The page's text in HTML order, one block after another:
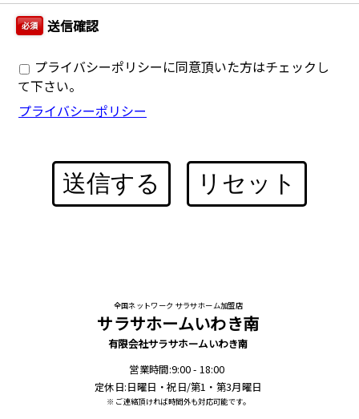
必須 送信確認
プライバシーポリシーに同意頂いた方はチェックし
て下さい。
プライバシーポリシー
送信する リセット
全国ネットワーク サラサホーム加盟店
サラサホームいわき南
有限会社サラサホームいわき南
営業時間:9:00 - 18:00
定休日:日曜日・祝日/第1・第3月曜日
※ ご連絡頂ければ時間外も対応可能です。